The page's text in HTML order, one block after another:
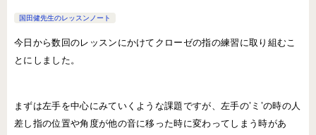
国田健先生のレッスンノート
今日から数回のレッスンにかけてクローゼの指の練習に取り組むこ
とにしました。
まずは左手を中心にみていくような課題ですが、左手の’ミ’の時の人
差し指の位置や角度が他の音に移った時に変わってしまう時があ